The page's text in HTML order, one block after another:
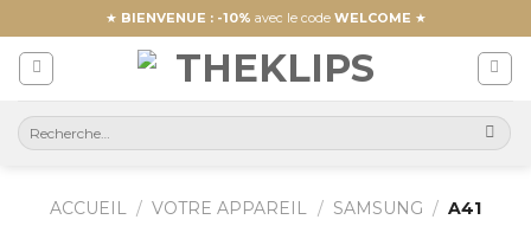
to
content
★ BIENVENUE : -10% avec le code WELCOME ★
ACCUEIL / VOTRE APPAREIL / SAMSUNG / A41